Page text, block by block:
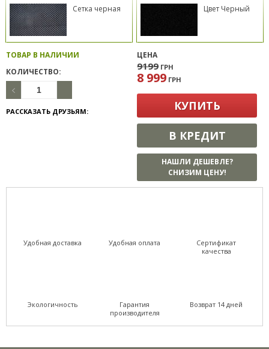
Сетка черная Цвет Черный
ТОВАР В НАЛИЧИИ
КОЛИЧЕСТВО:
РАССКАЗАТЬ ДРУЗЬЯМ:
ЦЕНА
9199 ГРН
8 999 ГРН
КУПИТЬ
В КРЕДИТ
НАШЛИ ДЕШЕВЛЕ?
СНИЗИМ ЦЕНУ!
Удобная доставка Удобная оплата
Сертификат
качества
Экологичность
Гарантия
производителя
Возврат 14 дней